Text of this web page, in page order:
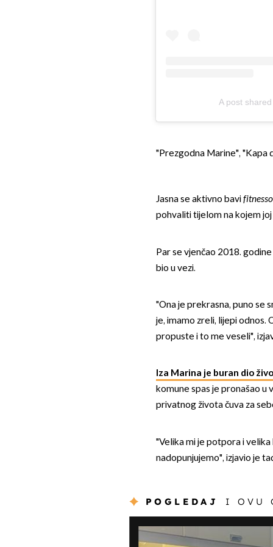
A post
"Prezgodna Marine", "Kapa
Jasna se aktivno bavi
pohvaliti tijelom na kojem
Par se vjenčao 2018.
bio u vezi.
"Ona je prekrasna, puno se
je, imamo zreli, lijepi odnos.
propuste i to me veseli",
Iza Marina je buran dio
komune spas je pronašao u
privatnog života čuva za
"Velika mi je potpora i
nadopunjujemo", izjavio je
POGLEDAJ I OVU